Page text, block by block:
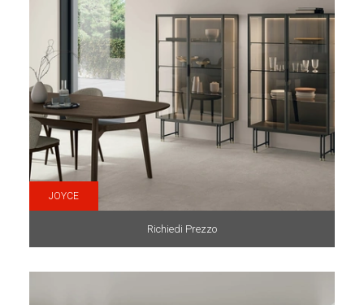
JOYCE
Richiedi Prezzo